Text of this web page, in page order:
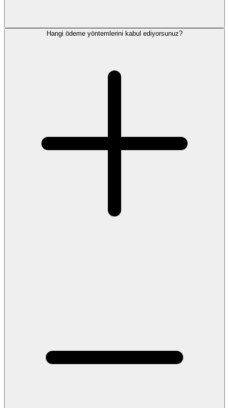
Hangi ödeme yöntemlerini kabul ediyorsunuz?